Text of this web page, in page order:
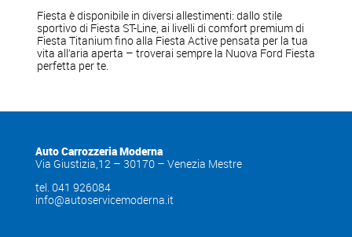
Fiesta è disponibile in diversi allestimenti: dallo stile
sportivo di Fiesta ST-Line, ai livelli di comfort premium di
Fiesta Titanium fino alla Fiesta Active pensata per la tua
vita all’aria aperta – troverai sempre la Nuova Ford Fiesta
perfetta per te.
Auto Carrozzeria Moderna
Via Giustizia,12 – 30170 – Venezia Mestre
tel. 041 926084
info@autoservicemoderna.it